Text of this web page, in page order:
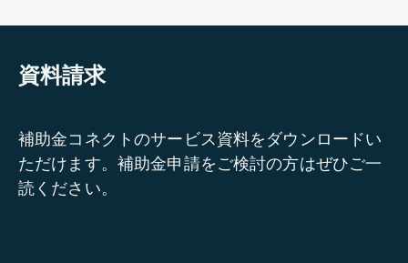
資料請求
補助金コネクトのサービス資料をダウンロードい
ただけます。補助金申請をご検討の方はぜひご一
読ください。